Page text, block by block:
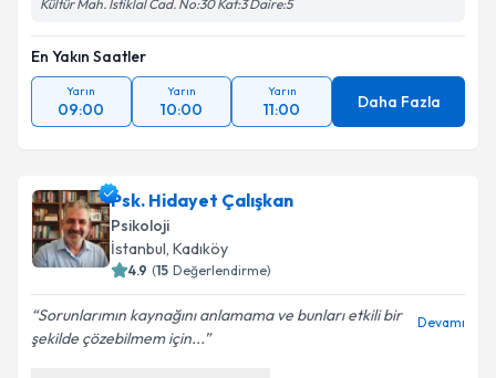
Kültür Mah. İstiklal Cad. No:30 Kat:3 Daire:5
En Yakın Saatler
Yarın
09:00
Yarın
10:00
Yarın
11:00 Daha Fazla
Psk. Hidayet Çalışkan
Psikoloji
İstanbul, Kadıköy
4.9 (15 Değerlendirme)
Sorunlarımın kaynağını anlamama ve bunları etkili bir
şekilde çözebilmem için...
Devamı